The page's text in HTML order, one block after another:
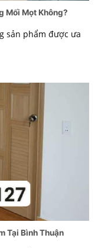
Mối Mọt Không?
sản phẩm được ưa
Tại Bình Thuận